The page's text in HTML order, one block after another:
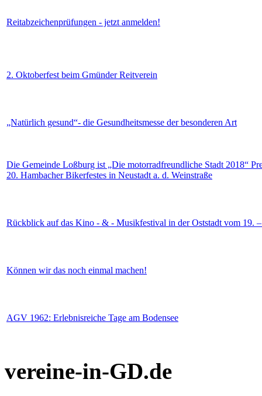
Reitabzeichenprüfungen - jetzt anmelden!
2. Oktoberfest beim Gmünder Reitverein
„Natürlich gesund“- die Gesundheitsmesse der besonderen Art
Die Gemeinde Loßburg ist „Die motorradfreundliche Stadt 2018“
20. Hambacher Bikerfestes in Neustadt a. d. Weinstraße
Rückblick auf das Kino - & - Musikfestival in der Oststadt vom 19.
Können wir das noch einmal machen!
AGV 1962: Erlebnisreiche Tage am Bodensee
vereine-in-GD.de